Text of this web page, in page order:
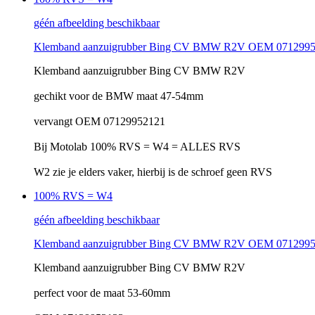
géén afbeelding beschikbaar
Klemband aanzuigrubber Bing CV BMW R2V OEM
Klemband aanzuigrubber Bing CV BMW R2V
gechikt voor de BMW maat 47-54mm
vervangt OEM 07129952121
Bij Motolab 100% RVS = W4 = ALLES RVS
W2 zie je elders vaker, hierbij is de schroef geen RVS
100% RVS = W4
géén afbeelding beschikbaar
Klemband aanzuigrubber Bing CV BMW R2V OEM
Klemband aanzuigrubber Bing CV BMW R2V
perfect voor de maat 53-60mm